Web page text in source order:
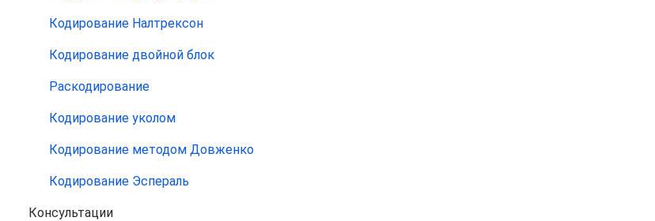
Кодирование Налтрексон
Кодирование двойной блок
Раскодирование
Кодирование уколом
Кодирование методом Довженко
Кодирование Эспераль
Консультации